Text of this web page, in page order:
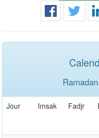
Jour Imsak Fadjr